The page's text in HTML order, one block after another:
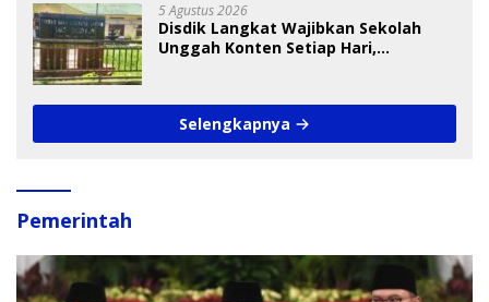
5 Agustus 2026
Disdik Langkat Wajibkan Sekolah
Unggah Konten Setiap Hari,
Selengkapnya
Pemerintah